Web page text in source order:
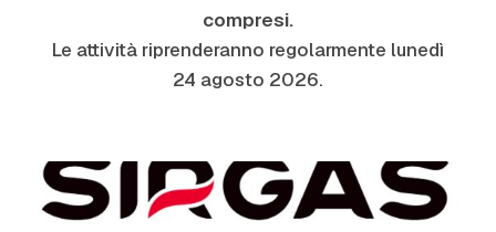
compresi.
Le attività riprenderanno regolarmente lunedì
24 agosto 2026.